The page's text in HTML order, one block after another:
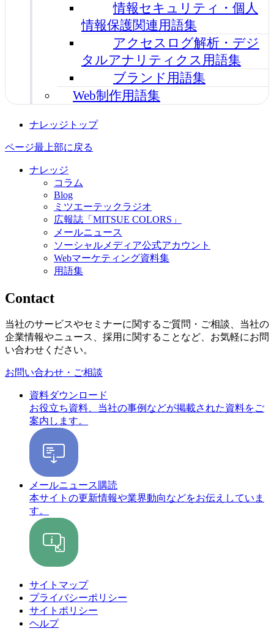
情報セキュリティ・個人
情報保護関連用語集
アクセスログ解析・デジ
タルアナリティクス用語集
ブランド用語集
Web制作用語集
ナレッジトップ
ページ最上部に戻る
ナレッジ
コラム
Blog
ミツエーテックラジオ
広報誌「MITSUE COLORS」
メールニュース
ソーシャルメディア公式アカウント
Webマーケティング資料集
用語集
Contact
当社のサービスやセミナーに関するご質問・ご相談、当社の
企業情報やニュース、採用に関することなど、お気軽にお問
い合わせください。
お問い合わせ・ご相談
資料ダウンロード
お役立ち資料、当社の事例などが掲載された資料をご
案内します。
メールニュース購読
本サイトの更新情報や業界動向などをお伝えしていま
す。
サイトマップ
プライバシーポリシー
サイトポリシー
ヘルプ